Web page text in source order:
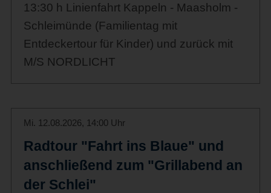
13:30 h Linienfahrt Kappeln - Maasholm -
Schleimünde (Familientag mit
Entdeckertour für Kinder) und zurück mit
M/S NORDLICHT
Mi. 12.08.2026, 14:00 Uhr
Radtour "Fahrt ins Blaue" und
anschließend zum "Grillabend an
der Schlei"